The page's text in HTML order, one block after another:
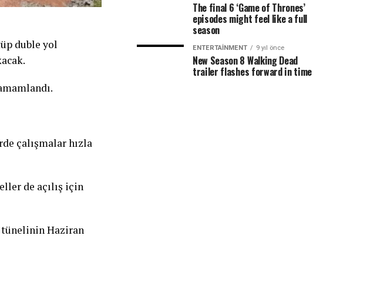
duble yol
çalışmalar hızla
de açılış için
tünelinin Haziran
The final 6 ‘Game of Thrones’
episodes might feel like a full
season
ENTERTAINMENT 9 yıl önce
New Season 8 Walking Dead
trailer flashes forward in time